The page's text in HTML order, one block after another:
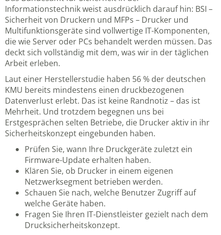
Informationstechnik weist ausdrücklich darauf hin: BSI –
Sicherheit von Druckern und MFPs – Drucker und
Multifunktionsgeräte sind vollwertige IT-Komponenten,
die wie Server oder PCs behandelt werden müssen. Das
deckt sich vollständig mit dem, was wir in der täglichen
Arbeit erleben.
Laut einer Herstellerstudie haben 56 % der deutschen
KMU bereits mindestens einen druckbezogenen
Datenverlust erlebt. Das ist keine Randnotiz – das ist
Mehrheit. Und trotzdem begegnen uns bei
Erstgesprächen selten Betriebe, die Drucker aktiv in ihr
Sicherheitskonzept eingebunden haben.
Prüfen Sie, wann Ihre Druckgeräte zuletzt ein
Firmware-Update erhalten haben.
Klären Sie, ob Drucker in einem eigenen
Netzwerksegment betrieben werden.
Schauen Sie nach, welche Benutzer Zugriff auf
welche Geräte haben.
Fragen Sie Ihren IT-Dienstleister gezielt nach dem
Drucksicherheitskonzept.